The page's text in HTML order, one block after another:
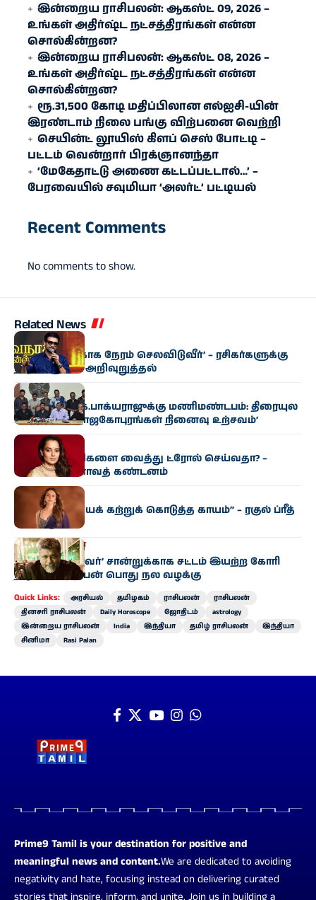
இன்றைய ராசிபலன்: ஆகஸ்ட் 09, 2026 –
உங்கள் அதிர்ஷ்ட நட்சத்திரங்கள் என்ன
சொல்கின்றன?
இன்றைய ராசிபலன்: ஆகஸ்ட் 08, 2026 –
உங்கள் அதிர்ஷ்ட நட்சத்திரங்கள் என்ன
சொல்கின்றன?
ரூ.31,500 கோடி மதிப்பிலான எல்ஐசி-​யின்
இரண்​டாம் நிலை பங்கு விற்பனை வெற்றி
செயின்ட் லூயிஸ் கிளப் செஸ் போட்டி –
பட்டம் வென்றார் பிரக்ஞானந்தா
‘மேகேதாட்டு அணை கட்டப்பட்டால்…’ –
பேரவையில் சவுமியா ‘அலர்ட்’ பட்டியல்
Recent Comments
No comments to show.
Related News
சினிமா
‘குடும்பத்துக்காக நேரம் செலவிடுவீர்’ – ரசிகர்களுக்கு
நடிகர் சூர்யா அறிவுறுத்தல்
சினிமா
பார​தி​ராஜா, கே.​பாக்​ய​ராஜுக்கு மணிமண்​டபம்: திரை​யுல​
கம் சார்பில் ‘ராஜகோபுரங்​கள் நினைவு உற்சவம்’
சினிமா
சினி​மா காட்​சிகளை வைத்து ட்ரோல் செய்​வ​தா? –
கங்கனா ரணாவத் கண்டனம்
சினிமா
“பொறுமை​யைக் கற்​றுக் கொடுத்த காயம்” – ரகுல் ப்ரீத்
சிங் உருக்​கம்
தமிழகம்சினிமா
‘சாதி, மதமற்றவர்’ சான்றுக்காக சட்டம் இயற்ற கோரி
நடிகர் பார்த்திபன் பொது நல வழக்கு
Quick Links: அரசியல் தமிழகம் ராசிபலன்
ராசிபலன்
தினசரி ராசிபலன்
Daily Horoscope ஜோதிடம்
astrology
இன்றைய ராசிபலன்
India இந்தியா தமிழ் ராசிபலன்
இந்தியா
சினிமா
Rasi Palan
Prime9 Tamil is your destination for positive and
meaningful news and content.We are dedicated to avoiding
negativity and hate, focusing instead on delivering curated
stories that inspire, inform, and unite. Join us in building a